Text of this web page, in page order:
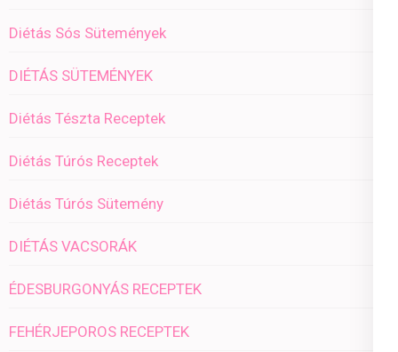
Diétás Sós Sütemények
DIÉTÁS SÜTEMÉNYEK
Diétás Tészta Receptek
Diétás Túrós Receptek
Diétás Túrós Sütemény
DIÉTÁS VACSORÁK
ÉDESBURGONYÁS RECEPTEK
FEHÉRJEPOROS RECEPTEK